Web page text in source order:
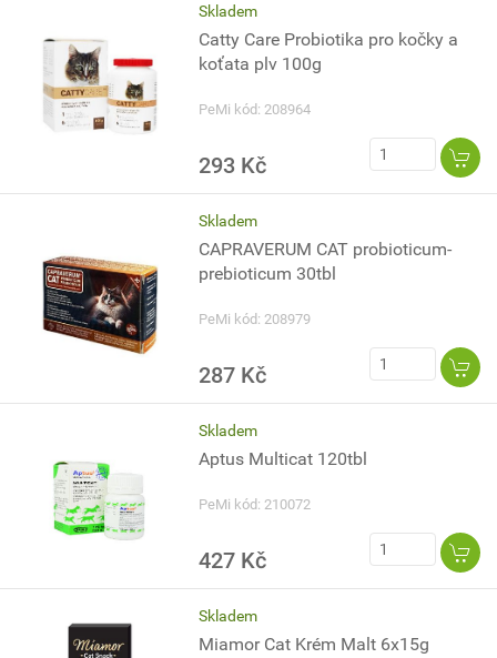
Skladem
Catty Care Probiotika pro kočky a
koťata plv 100g
PeMi kód: 208964
293 Kč
Skladem
CAPRAVERUM CAT probioticum-
prebioticum 30tbl
PeMi kód: 208979
287 Kč
Skladem
Aptus Multicat 120tbl
PeMi kód: 210072
427 Kč
Skladem
Miamor Cat Krém Malt 6x15g